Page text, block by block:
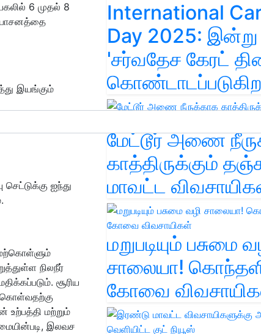
6 முதல் 8
பாசனத்தை
இயங்கும்
மானியத்துடன்
செட்டுக்கு ஐந்து
நிலநீர்
சூரிய
உற்பத்தி மற்றும்
இலவச
International
Day 2025:
'சர்வதேச கேரட்
மேட்டூர் அணை
காத்திருக்கும்
மாவட்ட
மறுபடியும் பசுமை
சாலையா!
கோவை